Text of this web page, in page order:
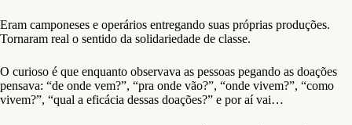
Eram camponeses e operários entregando suas próprias produções.
Tornaram real o sentido da solidariedade de classe.
O curioso é que enquanto observava as pessoas pegando as doações
pensava: “de onde vem?”, “pra onde vão?”, “onde vivem?”, “como
vivem?”, “qual a eficácia dessas doações?” e por aí vai…